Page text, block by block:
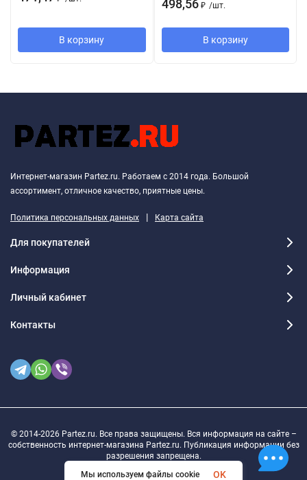
В корзину
498,56 ₽ /шт.
В корзину
Интернет-магазин Partez.ru. Работаем с 2014 года. Большой
ассортимент, отличное качество, приятные цены.
Политика персональных данных | Карта сайта
Для покупателей
Информация
Личный кабинет
Контакты
© 2014-2026 Partez.ru. Все права защищены. Вся информация на сайте –
собственность интернет-магазина Partez.ru. Публикация информации без
разрешения запрещена.
Мы используем файлы cookie
OK